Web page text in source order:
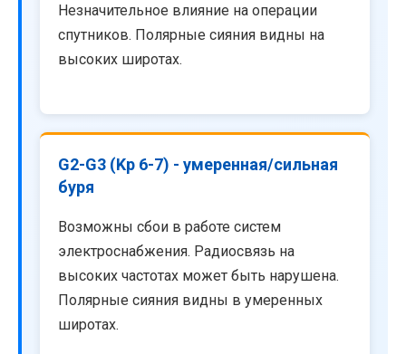
Незначительное влияние на операции
спутников. Полярные сияния видны на
высоких широтах.
G2-G3 (Kp 6-7) - умеренная/сильная
буря
Возможны сбои в работе систем
электроснабжения. Радиосвязь на
высоких частотах может быть нарушена.
Полярные сияния видны в умеренных
широтах.